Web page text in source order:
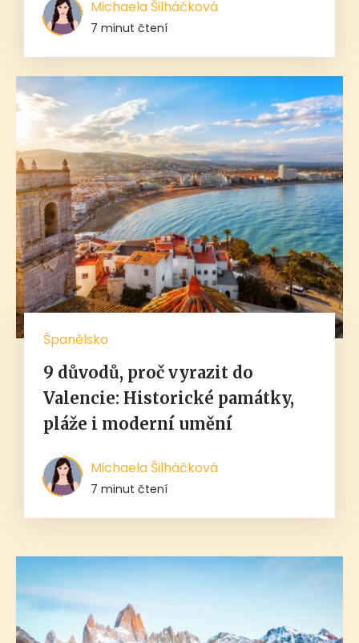
Michaela Šilháčková
7 minut čtení
Španělsko
9 důvodů, proč vyrazit do
Valencie: Historické památky,
pláže i moderní umění
Michaela Šilháčková
7 minut čtení